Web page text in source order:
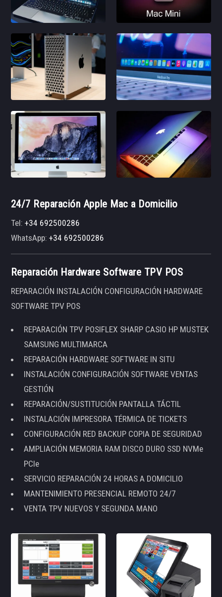
24/7 Reparación Apple Mac a Domicilio
Tel:+34 692500286
WhatsApp:+34 692500286
Reparación Hardware Software TPV POS
REPARACIÓN INSTALACIÓN CONFIGURACIÓN HARDWARE
SOFTWARE TPV POS
REPARACIÓN TPV POSIFLEX SHARP CASIO HP MUSTEK
SAMSUNG MULTIMARCA
REPARACIÓN HARDWARE SOFTWARE IN SITU
INSTALACIÓN CONFIGURACIÓN SOFTWARE VENTAS
GESTIÓN
REPARACIÓN/SUSTITUCIÓN PANTALLA TÁCTIL
INSTALACIÓN IMPRESORA TÉRMICA DE TICKETS
CONFIGURACIÓN RED BACKUP COPIA DE SEGURIDAD
AMPLIACIÓN MEMORIA RAM DISCO DURO SSD NVMe
PCIe
SERVICIO REPARACIÓN 24 HORAS A DOMICILIO
MANTENIMIENTO PRESENCIAL REMOTO 24/7
VENTA TPV NUEVOS Y SEGUNDA MANO